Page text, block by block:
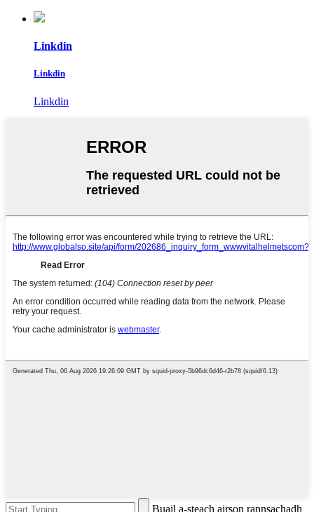
Linkdin
Linkdin
Linkdin
Buail a-steach airson rannsachadh